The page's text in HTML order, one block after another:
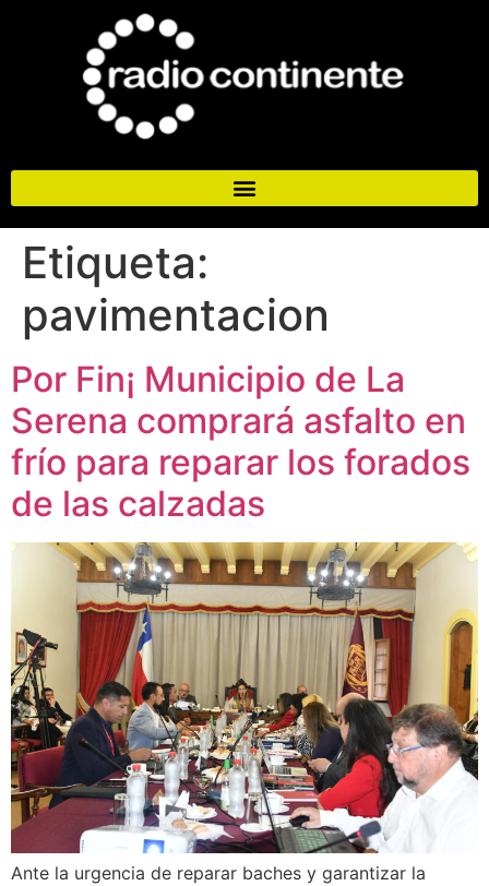
Etiqueta:
pavimentacion
Por Fin¡ Municipio de La
Serena comprará asfalto en
frío para reparar los forados
de las calzadas
Ante la urgencia de reparar baches y garantizar la